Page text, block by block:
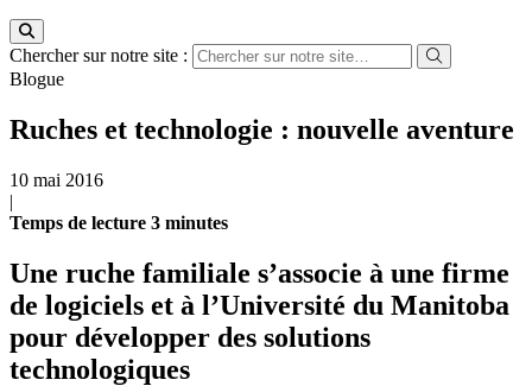
Chercher sur notre site :
Blogue
Ruches et technologie : nouvelle aventure
10 mai 2016
|
Temps de lecture 3 minutes
Une ruche familiale s’associe à une firme
de logiciels et à l’Université du Manitoba
pour développer des solutions
technologiques